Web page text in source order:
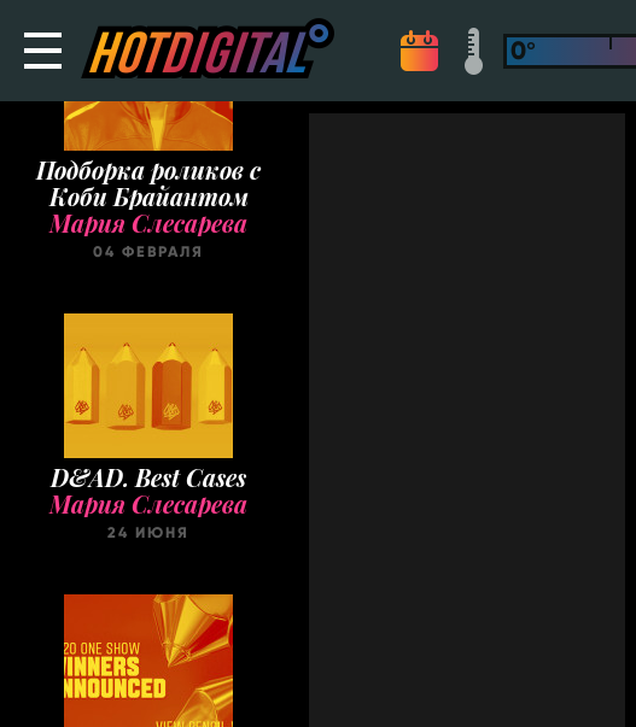
Подборка роликов с
Коби Брайантом
Мария Слесарева
04 ФЕВРАЛЯ
D&AD. Best Cases
Мария Слесарева
24 ИЮНЯ